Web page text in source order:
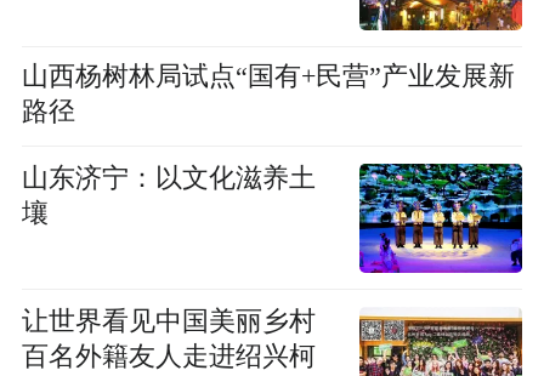
山西杨树林局试点“国有+民营”产业发展新
路径
山东济宁：以文化滋养土
壤
让世界看见中国美丽乡村
百名外籍友人走进绍兴柯